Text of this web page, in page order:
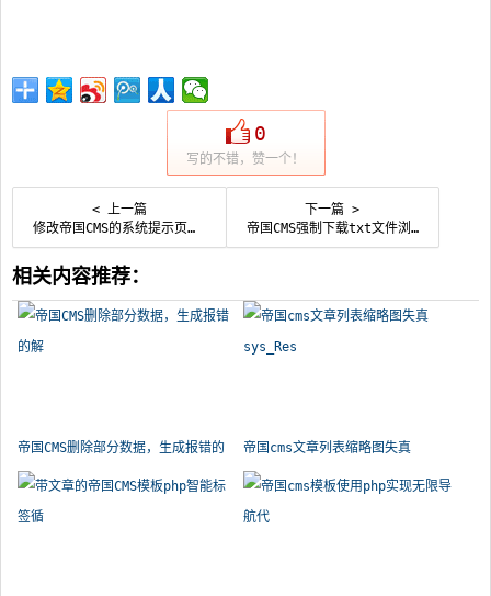
0
写的不错，赞一个！
< 上一篇
修改帝国CMS的系统提示页面模板
下一篇 >
帝国CMS强制下载txt文件浏览器带下载进度显示
相关内容推荐：
帝国CMS删除部分数据，生成报错的
解
帝国cms文章列表缩略图失真
sys_Res